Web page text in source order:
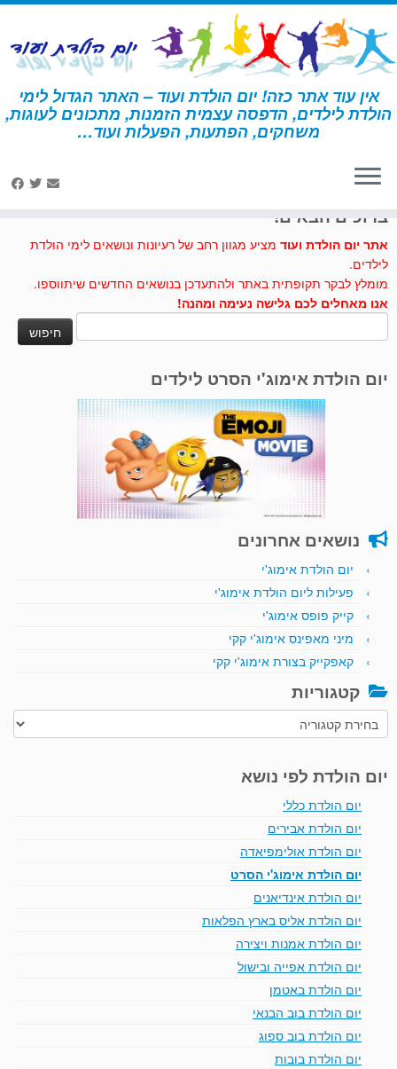
דלג
לתוכן
אין עוד אתר כזה! יום הולדת ועוד – האתר הגדול לימי
הולדת לילדים, הדפסה עצמית הזמנות, מתכונים לעוגות,
משחקים, הפתעות, הפעלות ועוד… דף הבית » עוגיפלצת
ברוכים הבאים!
אתר יום הולדת ועוד מציע מגוון רחב של רעיונות ונושאים לימי הולדת
לילדים.
מומלץ לבקר תקופתית באתר ולהתעדכן בנושאים החדשים שיתווספו.
אנו מאחלים לכם גלישה נעימה ומהנה!
יום הולדת אימוג'י הסרט לילדים
נושאים אחרונים
יום הולדת אימוג'י
פעילות ליום הולדת אימוג'י
קייק פופס אימוג'י
מיני מאפינס אימוג'י קקי
קאפקייק בצורת אימוג'י קקי
קטגוריות
קטגוריות
יום הולדת לפי נושא
יום הולדת כללי
יום הולדת אבירים
יום הולדת אולימפיאדה
יום הולדת אימוג'י הסרט
יום הולדת אינדיאנים
יום הולדת אליס בארץ הפלאות
יום הולדת אמנות ויצירה
יום הולדת אפייה ובישול
יום הולדת באטמן
יום הולדת בוב הבנאי
יום הולדת בוב ספוג
יום הולדת בובות